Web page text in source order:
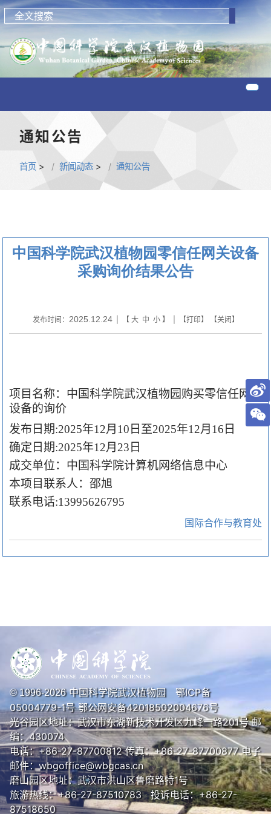
通知公告
首页 > 新闻动态 > 通知公告
中国科学院武汉植物园零信任网关设备
采购询价结果公告
发布时间： 2025.12.24| 【 大 中 小】 | 【打印】 【关闭】
项目名称：中国科学院武汉植物园购买零信任网关
设备的询价
发布日期:2025年1 2月 10 日至2025年12月 16 日
确定日期:2025年12月 23 日
成交单位：中国科学院计算机网络信息中心
本项目联系人： 邵旭
联系电话:1 3995626795
国际合作与教育处
© 1996-2026中国科学院武汉植物园 鄂ICP备
05004779-1号鄂公网安备42018502004676号
光谷园区地址：武汉市东湖新技术开发区九峰一路201号 邮
编：430074
电话：+86-27-87700812 传真：+86-27-87700877 电子
邮件：wbgoffice@wbgcas.cn
磨山园区地址：武汉市洪山区鲁磨路特1号
旅游热线：+86-27-87510783 投诉电话：+86-27-
87518650